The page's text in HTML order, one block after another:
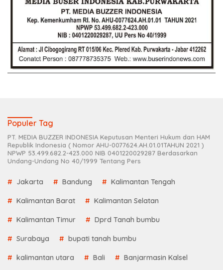
Populer Tag
PT. MEDIA BUZZER INDONESIA Keputusan Menteri Hukum dan HAM
Republik Indonesia ( Nomor AHU-0077624.AH.01.01TAHUN 2021 )
NPWP 53.499.682.2-423.000 NIB 0401220029287 Berdasarkan
Undang-Undang No 40/1999 Tentang Pers
Jakarta Bandung Kalimantan Tengah
Kalimantan Barat Kalimantan Selatan
Kalimantan Timur Dprd Tanah bumbu
Surabaya bupati tanah bumbu
kalimantan utara Bali Banjarmasin Kalsel